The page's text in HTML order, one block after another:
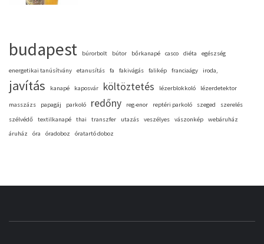
budapest búrorbolt bútor bőrkanapé casco diéta egészség
energetikai tanúsítvány etanusítás fa fakivágás falikép franciaágy iroda,
javítás kanapé kaposvár költöztetés lézerblokkoló lézerdetektor
masszázs papagáj parkoló redőny reg-enor reptéri parkoló szeged
szerelés
szélvédő
textilkanapé thai transzfer utazás veszélyes vászonkép
webáruház
áruház
óra óradoboz óratartó doboz